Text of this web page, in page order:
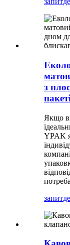
з
Якщо
YPAK
запит